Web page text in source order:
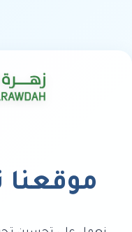
موقعنا